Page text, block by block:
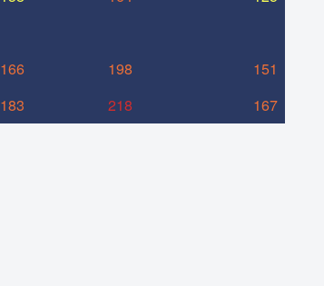
166 198
151
183 218 167